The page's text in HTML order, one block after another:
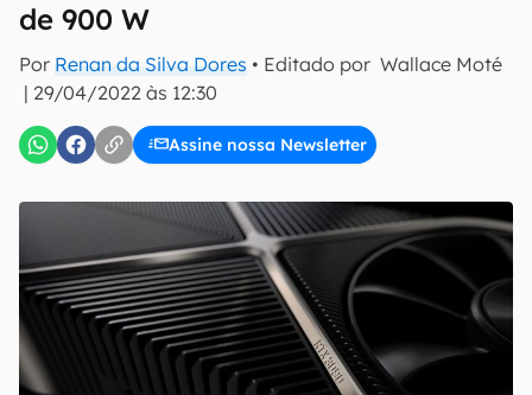
de 900 W
Por Renan da Silva Dores • Editado por Wallace Moté
| 29/04/2022 às 12:30
Assine nossa Newsletter
inscreva-se
Confirmo que li, aceito e concordo com os Termos de
Uso e Política de Privacidade do Canaltech.